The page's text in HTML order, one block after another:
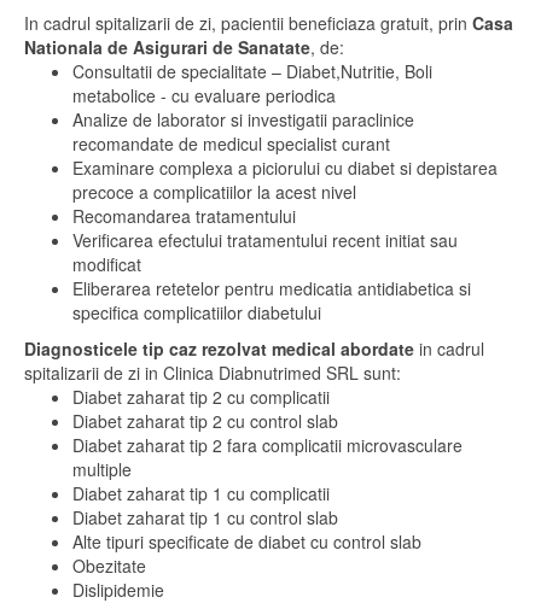
In cadrul spitalizarii de zi, pacientii beneficiaza gratuit, prin Casa
Nationala de Asigurari de Sanatate, de:
Consultatii de specialitate – Diabet,Nutritie, Boli
metabolice - cu evaluare periodica
Analize de laborator si investigatii paraclinice
recomandate de medicul specialist curant
Examinare complexa a piciorului cu diabet si depistarea
precoce a complicatiilor la acest nivel
Recomandarea tratamentului
Verificarea efectului tratamentului recent initiat sau
modificat
Eliberarea retetelor pentru medicatia antidiabetica si
specifica complicatiilor diabetului
Diagnosticele tip caz rezolvat medical abordate in cadrul
spitalizarii de zi in Clinica Diabnutrimed SRL sunt:
Diabet zaharat tip 2 cu complicatii
Diabet zaharat tip 2 cu control slab
Diabet zaharat tip 2 fara complicatii microvasculare
multiple
Diabet zaharat tip 1 cu complicatii
Diabet zaharat tip 1 cu control slab
Alte tipuri specificate de diabet cu control slab
Obezitate
Dislipidemie